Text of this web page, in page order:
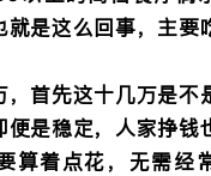
就是这么回事，主要
，首先这十几万是不
便是稳定，人家挣钱
算着点花，无需经